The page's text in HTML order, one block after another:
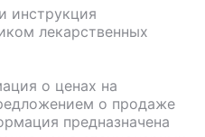
инструкция
лекарственных
о ценах на
о продаже
предназначена